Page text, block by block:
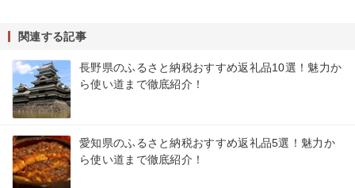
関連する記事
長野県のふるさと納税おすすめ返礼品10選！魅力か
ら使い道まで徹底紹介！
愛知県のふるさと納税おすすめ返礼品5選！魅力か
ら使い道まで徹底紹介！